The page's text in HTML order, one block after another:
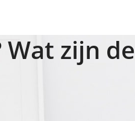
zijn de